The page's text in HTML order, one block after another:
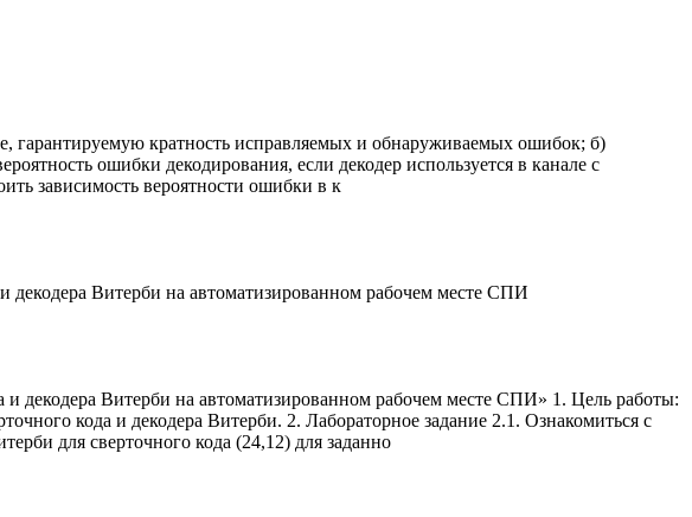
гарантируемую кратность исправляемых и обнаруживаемых ошибок; б)
ошибки декодирования, если декодер используется в канале с
зависимость вероятности ошибки в к
декодера Витерби на автоматизированном рабочем месте СПИ
декодера Витерби на автоматизированном рабочем месте СПИ» 1. Цель работы:
кода и декодера Витерби. 2. Лабораторное задание 2.1. Ознакомиться с
для сверточного кода (24,12) для заданно